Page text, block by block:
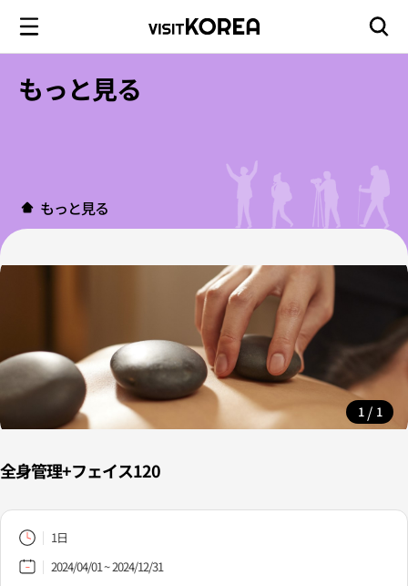
もっと見る
もっと見る
1 / 1
全身管理+フェイス120
1日
2024/04/01 ~ 2024/12/31